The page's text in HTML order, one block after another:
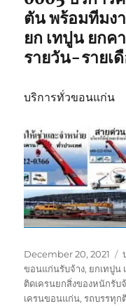
ตัน พร้อมทีมง
ยก เทปูน ยกค
รายวัน-รายเ
บริการทั่วขอนแก่น
Posted
on
December 20, 2021
ขอนแก่นรับจ้าง, ยกเทปูน
ติดเครนยกสิ่งของหนักรับ
เครนขอนแก่น,รถบรรทุ